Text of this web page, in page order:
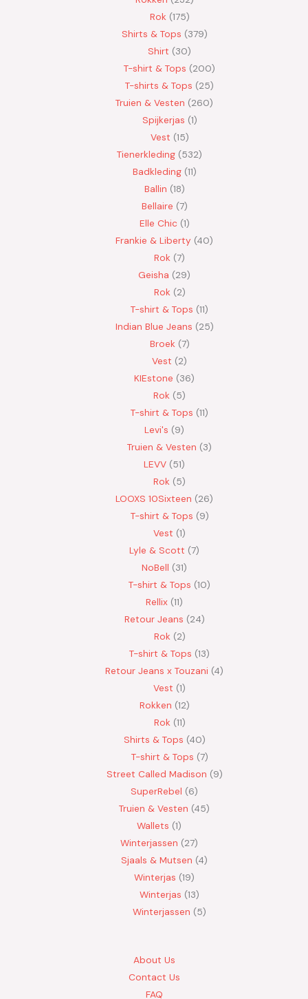
Rok 175
Shirts & Tops 379
Shirt
30
T-shirt & Tops
200
T-shirts & Tops
25
Truien & Vesten
260
Spijkerjas 1
Vest 15
Tienerkleding 532
Badkleding 11
Ballin 18
Bellaire 7
Elle Chic 1
Frankie & Liberty 40
Rok 7
Geisha
29
Rok 2
T-shirt & Tops 11
Indian Blue Jeans 25
Broek 7
Vest
2
KIEstone
36
Rok 5
T-shirt & Tops 11
Levi's
9
Truien & Vesten
3
LEVV 51
Rok 5
LOOXS 10Sixteen
26
T-shirt & Tops 9
Vest 1
Lyle & Scott 7
NoBell
31
T-shirt & Tops 10
Rellix 11
Retour Jeans 24
Rok 2
T-shirt & Tops 13
Retour Jeans x Touzani 4
Vest 1
Rokken 12
Rok 11
Shirts & Tops 40
T-shirt & Tops 7
Street Called Madison 9
SuperRebel
6
Truien & Vesten 45
Wallets 1
Winterjassen
27
Sjaals & Mutsen 4
Winterjas 19
Winterjas 13
Winterjassen
5
About Us
Contact Us
FAQ